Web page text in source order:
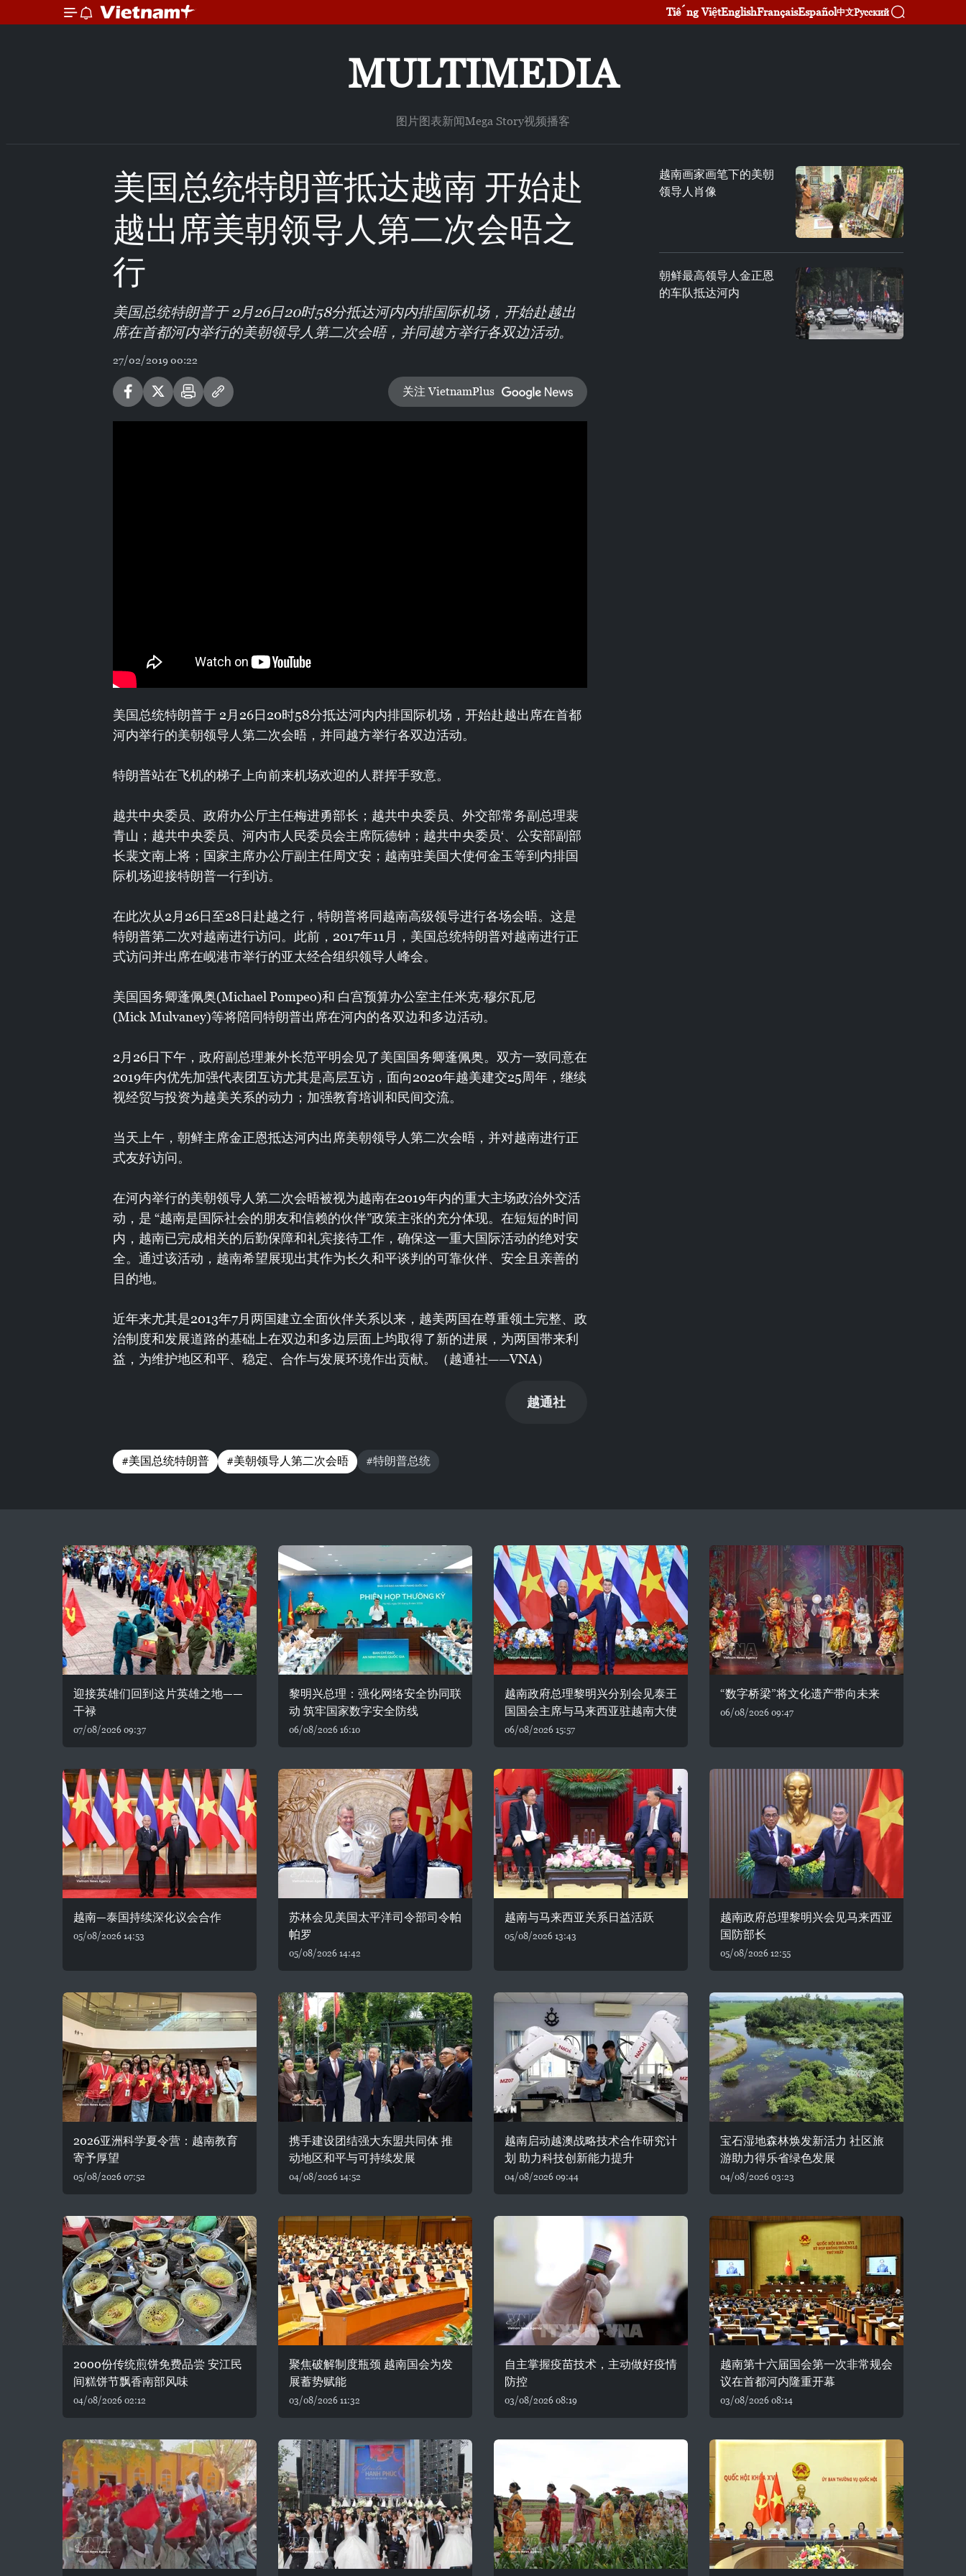
Tiếng ViệtEnglishFrançaisEspañol中文Русский
MULTIMEDIA
图片图表新闻Mega Story视频播客
美国总统特朗普抵达越南 开始赴
越出席美朝领导人第二次会晤之
行
美国总统特朗普于 2月26日20时58分抵达河内内排国际机场，开始赴越出
席在首都河内举行的美朝领导人第二次会晤，并同越方举行各双边活动。
27/02/2019 00:22
关注 VietnamPlus
美国总统特朗普于 2月26日20时58分抵达河内内排国际机场，开始赴越出席在首都
河内举行的美朝领导人第二次会晤，并同越方举行各双边活动。
特朗普站在飞机的梯子上向前来机场欢迎的人群挥手致意。
越共中央委员、政府办公厅主任梅进勇部长；越共中央委员、外交部常务副总理裴
青山；越共中央委员、河内市人民委员会主席阮德钟；越共中央委员‘、公安部副部
长裴文南上将；国家主席办公厅副主任周文安；越南驻美国大使何金玉等到内排国
际机场迎接特朗普一行到访。
在此次从2月26日至28日赴越之行，特朗普将同越南高级领导进行各场会晤。这是
特朗普第二次对越南进行访问。此前，2017年11月，美国总统特朗普对越南进行正
式访问并出席在岘港市举行的亚太经合组织领导人峰会。
美国国务卿蓬佩奥(Michael Pompeo)和 白宫预算办公室主任米克·穆尔瓦尼
(Mick Mulvaney)等将陪同特朗普出席在河内的各双边和多边活动。
2月26日下午，政府副总理兼外长范平明会见了美国国务卿蓬佩奥。双方一致同意在
2019年内优先加强代表团互访尤其是高层互访，面向2020年越美建交25周年，继续
视经贸与投资为越美关系的动力；加强教育培训和民间交流。
当天上午，朝鲜主席金正恩抵达河内出席美朝领导人第二次会晤，并对越南进行正
式友好访问。
在河内举行的美朝领导人第二次会晤被视为越南在2019年内的重大主场政治外交活
动，是 “越南是国际社会的朋友和信赖的伙伴”政策主张的充分体现。在短短的时间
内，越南已完成相关的后勤保障和礼宾接待工作，确保这一重大国际活动的绝对安
全。通过该活动，越南希望展现出其作为长久和平谈判的可靠伙伴、安全且亲善的
目的地。
近年来尤其是2013年7月两国建立全面伙伴关系以来，越美两国在尊重领土完整、政
治制度和发展道路的基础上在双边和多边层面上均取得了新的进展，为两国带来利
益，为维护地区和平、稳定、合作与发展环境作出贡献。（越通社——VNA）
越通社
#美国总统特朗普 #美朝领导人第二次会晤 #特朗普总统
越南画家画笔下的美朝
领导人肖像
朝鲜最高领导人金正恩
的车队抵达河内
迎接英雄们回到这片英雄之地——
干禄
07/08/2026 09:37
黎明兴总理：强化网络安全协同联
动 筑牢国家数字安全防线
06/08/2026 16:10
越南政府总理黎明兴分别会见泰王
国国会主席与马来西亚驻越南大使
06/08/2026 15:57
“数字桥梁”将文化遗产带向未来
06/08/2026 09:47
越南—泰国持续深化议会合作
05/08/2026 14:53
苏林会见美国太平洋司令部司令帕
帕罗
05/08/2026 14:42
越南与马来西亚关系日益活跃
05/08/2026 13:43
越南政府总理黎明兴会见马来西亚
国防部长
05/08/2026 12:55
2026亚洲科学夏令营：越南教育
寄予厚望
05/08/2026 07:52
携手建设团结强大东盟共同体 推
动地区和平与可持续发展
04/08/2026 14:52
越南启动越澳战略技术合作研究计
划 助力科技创新能力提升
04/08/2026 09:44
宝石湿地森林焕发新活力 社区旅
游助力得乐省绿色发展
04/08/2026 03:23
2000份传统煎饼免费品尝 安江民
间糕饼节飘香南部风味
04/08/2026 02:12
聚焦破解制度瓶颈 越南国会为发
展蓄势赋能
03/08/2026 11:32
自主掌握疫苗技术，主动做好疫情
防控
03/08/2026 08:19
越南第十六届国会第一次非常规会
议在首都河内隆重开幕
03/08/2026 08:14